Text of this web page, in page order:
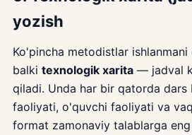
yozish
Ko'pincha metodistlar
balki texnologik xarita — jadval
qiladi. Unda har bir qatorda
faoliyati, o'quvchi faoliyati va
format zamonaviy talablarga